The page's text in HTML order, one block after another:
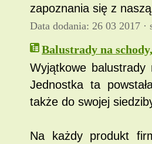
zapoznania się z
Data dodania: 26 03 2017 ·
Balustrady na
Wyjątkowe
Jednostka ta
także do swojej
Na każdy produkt